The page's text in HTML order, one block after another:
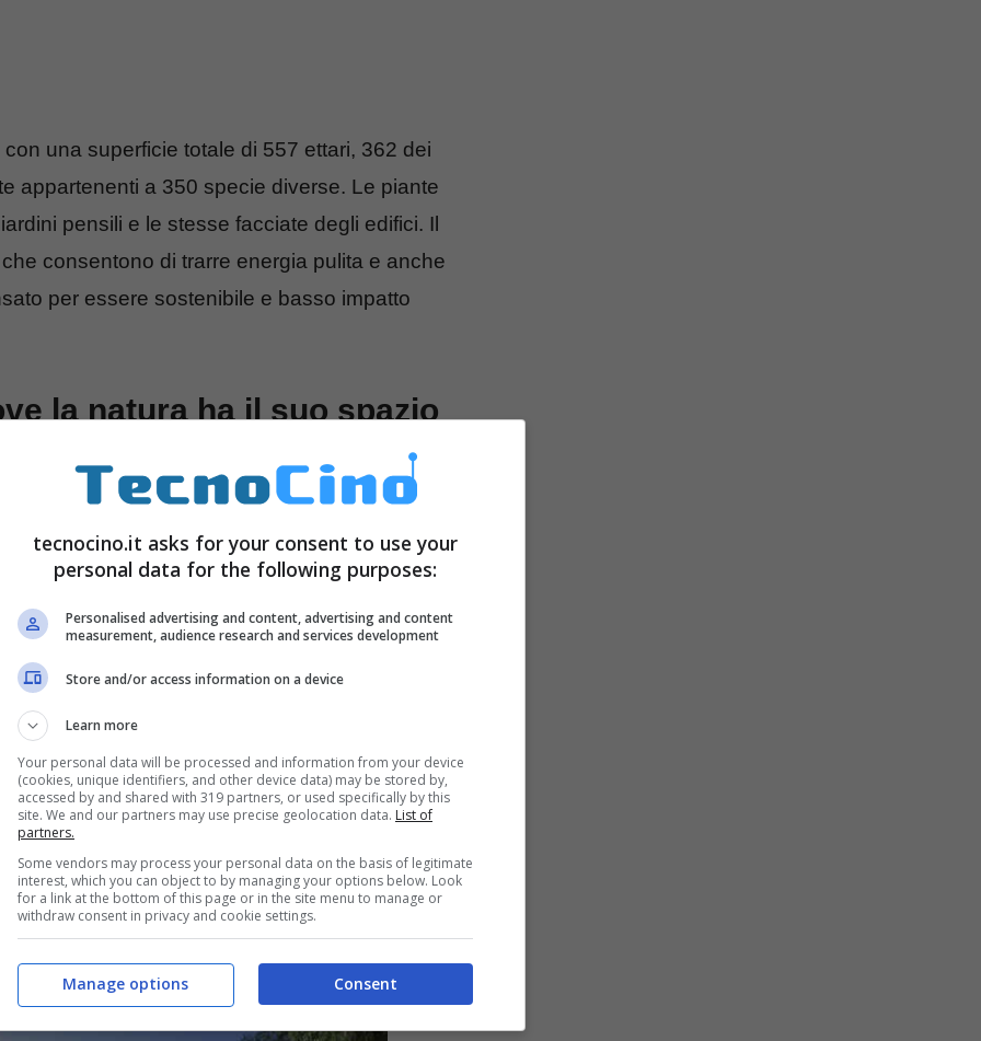
una superficie totale di 557 ettari, 362 dei
appartenenti a 350 specie diverse. Le piante
pensili e le stesse facciate degli edifici. Il
consentono di trarre energia pulita e anche
per essere sostenibile e basso impatto
la natura ha il suo spazio
, è una sorta di giardino botanico dove
domina sul paesaggio. Un distretto in cui
con l’ambiente circostante della foresta.
Deterministica, in modo da avere flessibilità
a chi ci vive una dimensione che favorisce
tecnocino.it asks for your consent to use your
personal data for the following purposes:
Personalised advertising and content, advertising and content
measurement, audience research and services development
Store and/or access information on a device
Learn more
Your personal data will be processed and information from your device
(cookies, unique identifiers, and other device data) may be stored by,
accessed by and shared with 319 partners, or used specifically by this
site. We and our partners may use precise geolocation data. List of
partners.
Some vendors may process your personal data on the basis of legitimate
interest, which you can object to by managing your options below. Look
for a link at the bottom of this page or in the site menu to manage or
withdraw consent in privacy and cookie settings.
Consent
Manage options